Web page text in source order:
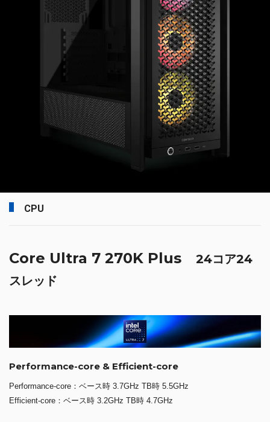
CPU
Core Ultra 7 270K Plus 24コア24
スレッド
Performance-core & Efficient-core
Performance-core：ベース時 3.7GHz TB時 5.5GHz
Efficient-core：ベース時 3.2GHz TB時 4.7GHz